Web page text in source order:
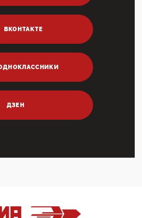
по СБП это первый шаг из
ИНН при любых
менеджменту в 15
итогам 2025 года превысило 63
Буданов вальяжно сообщил,
Киев не наносить удары по
ВКОНТАКТЕ
ДЗЕН